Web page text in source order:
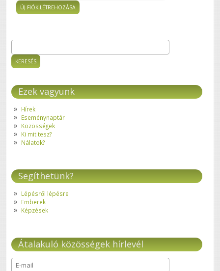
Keresés űrlap
Ezek vagyunk
Hírek
Eseménynaptár
Közösségek
Ki mit tesz?
Nálatok?
Segíthetünk?
Lépésről lépésre
Emberek
Képzések
Átalakuló közösségek hírlevél
E-mail*